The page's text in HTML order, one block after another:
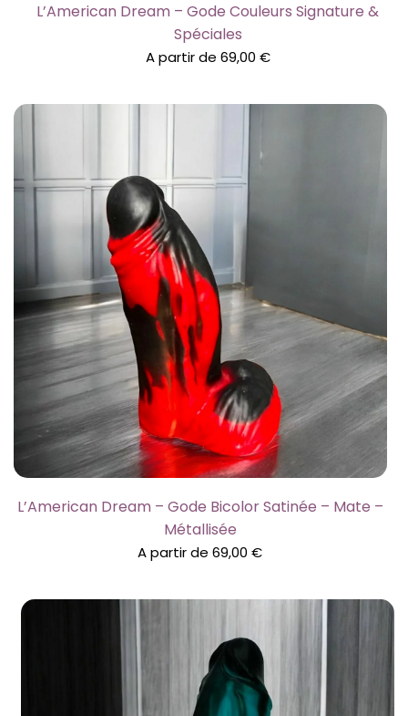
L’American Dream – Gode Couleurs Signature &
Spéciales
A partir de 69,00 €
L’American Dream – Gode Bicolor Satinée – Mate –
Métallisée
A partir de69,00€